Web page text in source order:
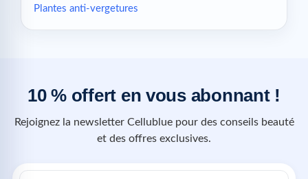
Plantes anti-vergetures
10 % offert en vous abonnant !
Rejoignez la newsletter Cellublue pour des conseils beauté
et des offres exclusives.